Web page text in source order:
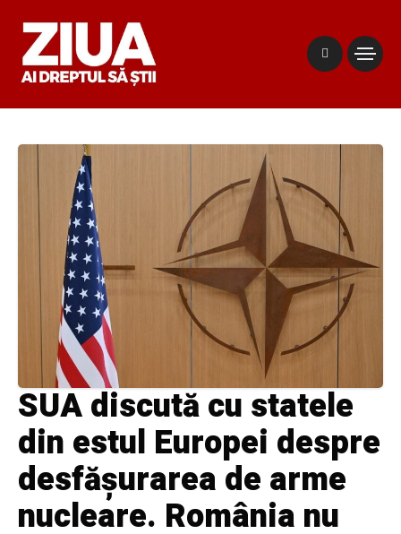
SUA discută cu statele
din estul Europei despre
desfășurarea de arme
nucleare. România nu